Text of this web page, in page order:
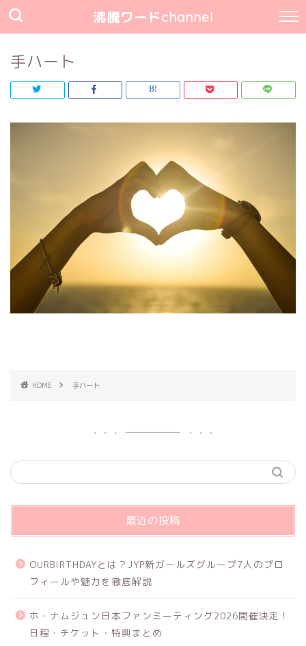
沸騰ワードchannel
手ハート
HOME 手ハート
最近の投稿
OURBIRTHDAYとは？JYP新ガールズグループ7人のプロ
フィールや魅力を徹底解説
ホ・ナムジュン日本ファンミーティング2026開催決定！
日程・チケット・特典まとめ